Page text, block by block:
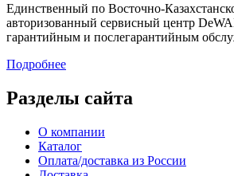
Единственный по Восточно-
авторизованный сервисный центр
гарантийным и послегарантийным
Подробнее
Разделы сайта
О компании
Каталог
Оплата/доставка из России